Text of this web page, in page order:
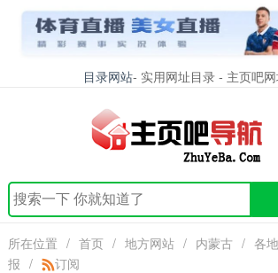
目录网站- 实用网址目录 - 主页吧
所在位置 / 首页 / 地方网站 / 内蒙古 / 各地
报 / 订阅